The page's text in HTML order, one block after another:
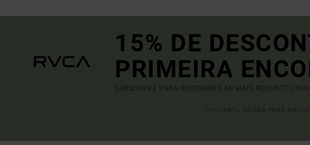
15% DE
PRIMEIRA
SUBSCREVE PARA RECEBERES AS MAIS RECENTES